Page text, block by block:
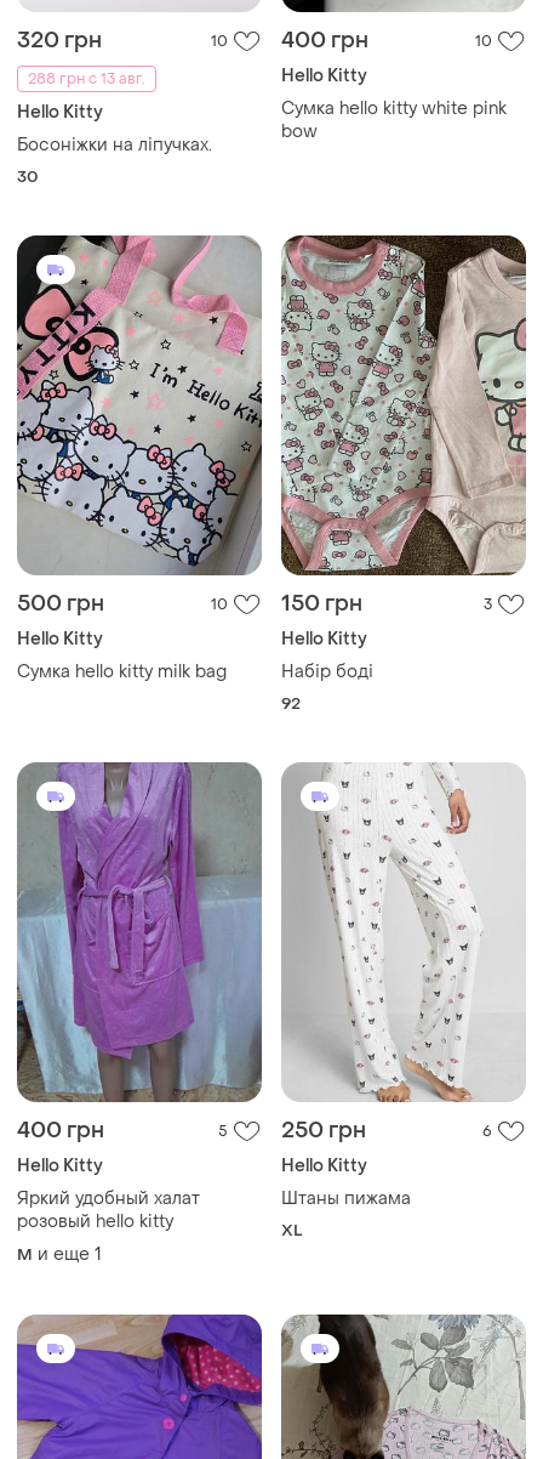
320 грн
10
288 грн с 13 авг.
Hello Kitty
Босоніжки на ліпучках.
30
400 грн 10
Hello Kitty
Сумка hello kitty white pink
bow
500 грн 10
Hello Kitty
Сумка hello kitty milk bag
150 грн 3
Hello Kitty
Набір боді
92
400 грн 5
Hello Kitty
Яркий удобный халат
розовый hello kitty
M и еще 1
250 грн 6
Hello Kitty
Штаны пижама
XL